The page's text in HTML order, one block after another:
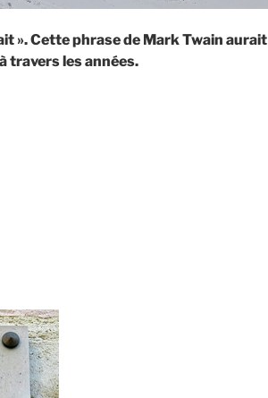
». Cette phrase de Mark Twain aurait
travers les années.